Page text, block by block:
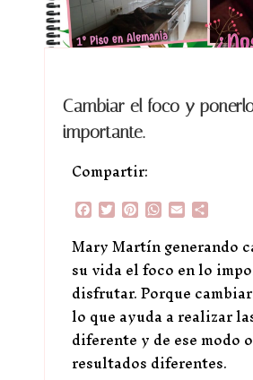
Cambiar el foco y
importante.
Compartir:
Facebook
Twitter
Pinterest
WhatsApp
Email
Mary Martín generando
su vida el foco en lo
disfrutar. Porque
lo que ayuda a realizar
diferente y de ese modo
resultados diferentes.